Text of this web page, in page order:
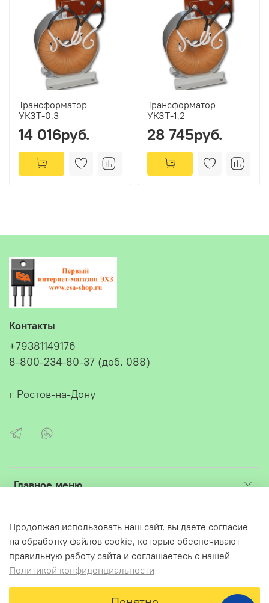
В корзину
Трансформатор
УКЗТ-0,3
14 016руб.
Трансформатор
УКЗТ-1,2
28 745руб.
Главное меню
Контакты
+79381149176
8-800-234-80-37 (доб. 088)
г Ростов-на-Дону
Интернет-магазин ЭСА 2025
Создан на inSales
Продолжая использовать наш сайт, вы даете согласие
на обработку файлов cookie, которые обеспечивают
правильную работу сайта и соглашаетесь с нашей
Политикой конфиденциальности